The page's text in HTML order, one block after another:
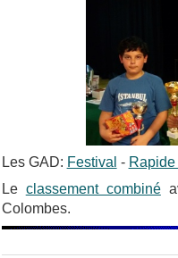
Les GAD: Festival -
Le classement combiné
Colombes.